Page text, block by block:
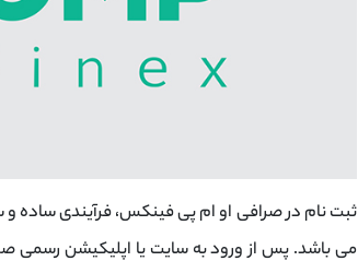
ثبت نام در صرافی او ام پی فینکس، فرآیندی ساده
می ‌باشد. پس از ورود به سایت یا اپلیکیشن رسمی